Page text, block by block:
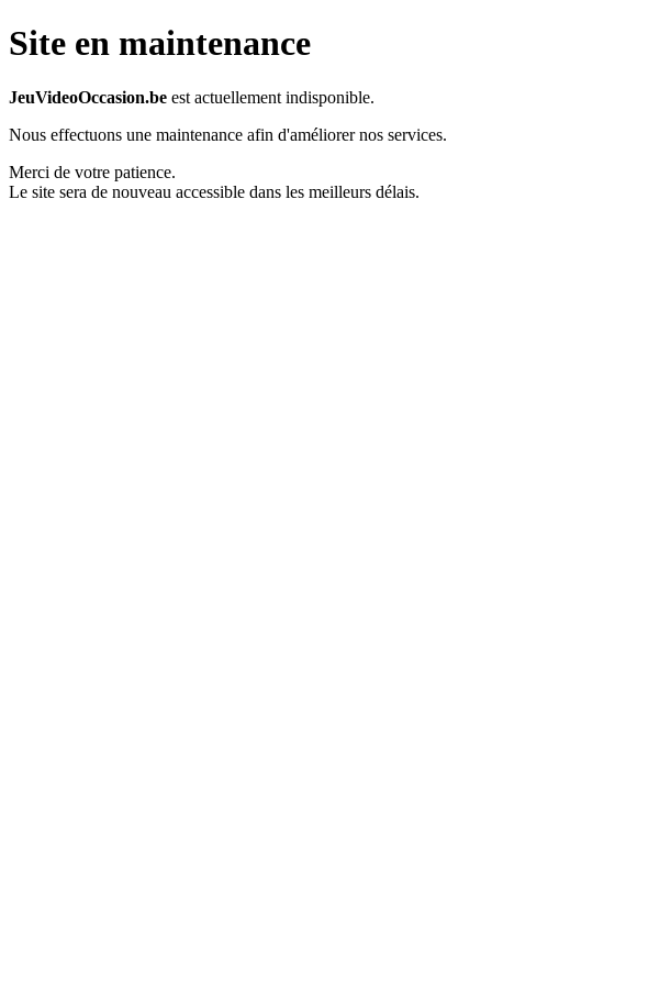
Site en maintenance
JeuVideoOccasion.be est actuellement indisponible.
Nous effectuons une maintenance afin d'améliorer nos services.
Merci de votre patience.
Le site sera de nouveau accessible dans les meilleurs délais.